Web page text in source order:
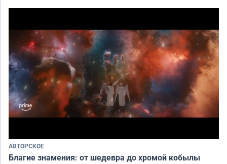
АВТОРСКОЕ
Благие знамения: от шедевра до хромой кобылы